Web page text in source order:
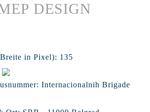
DESIGN
in Pixel): 135
Internacionalnih Brigade